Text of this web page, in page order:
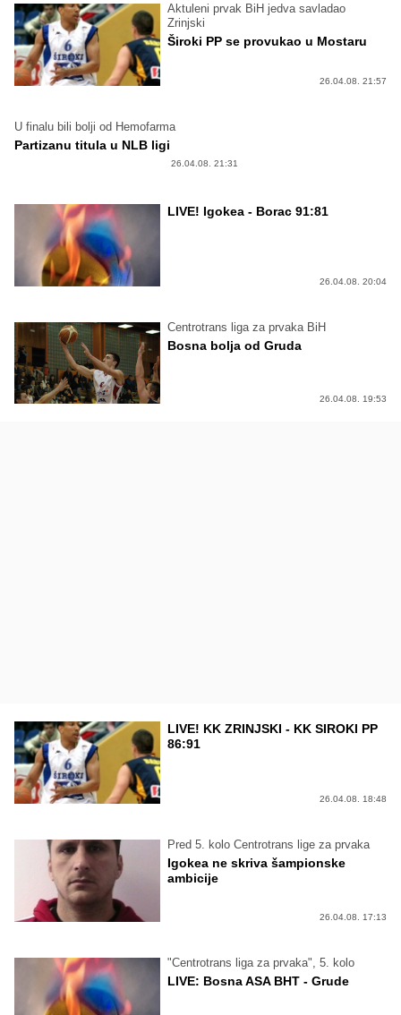
Aktuleni prvak BiH jedva savladao
Zrinjski
Široki PP se provukao u Mostaru
26.04.08. 21:57
U finalu bili bolji od Hemofarma
Partizanu titula u NLB ligi
26.04.08. 21:31
LIVE! Igokea - Borac 91:81
26.04.08. 20:04
Centrotrans liga za prvaka BiH
Bosna bolja od Gruda
26.04.08. 19:53
LIVE! KK ZRINJSKI - KK SIROKI PP
86:91
26.04.08. 18:48
Pred 5. kolo Centrotrans lige za prvaka
Igokea ne skriva šampionske
ambicije
26.04.08. 17:13
"Centrotrans liga za prvaka", 5. kolo
LIVE: Bosna ASA BHT - Grude